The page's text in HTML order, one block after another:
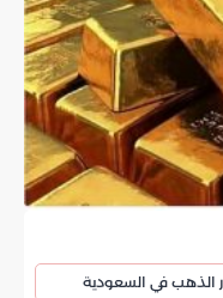
الذهب في السعودية